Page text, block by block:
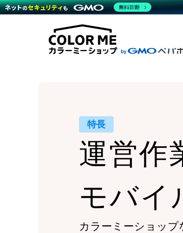
商材一覧を見る
機能一覧を見る
料金
プラン・料金一覧を見る
事例
運営サポート
サポート一覧を見る
特長
運営作
モバイ
カラーミーショップ
無料診断